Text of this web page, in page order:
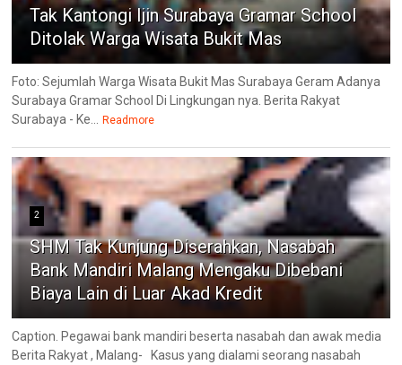
Tak Kantongi Ijin Surabaya Gramar School
Ditolak Warga Wisata Bukit Mas
Foto: Sejumlah Warga Wisata Bukit Mas Surabaya Geram Adanya
Surabaya Gramar School Di Lingkungan nya. Berita Rakyat
Surabaya - Ke...
Readmore
2
SHM Tak Kunjung Diserahkan, Nasabah
Bank Mandiri Malang Mengaku Dibebani
Biaya Lain di Luar Akad Kredit
Caption. Pegawai bank mandiri beserta nasabah dan awak media
Berita Rakyat , Malang- ‎Kasus yang dialami seorang nasabah